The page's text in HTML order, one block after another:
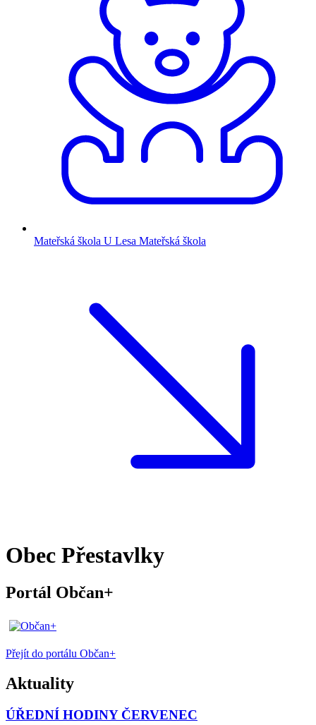
Mateřská škola U Lesa Mateřská škola
Obec Přestavlky
Portál Občan+
Přejít do portálu Občan+
Aktuality
ÚŘEDNÍ HODINY ČERVENEC